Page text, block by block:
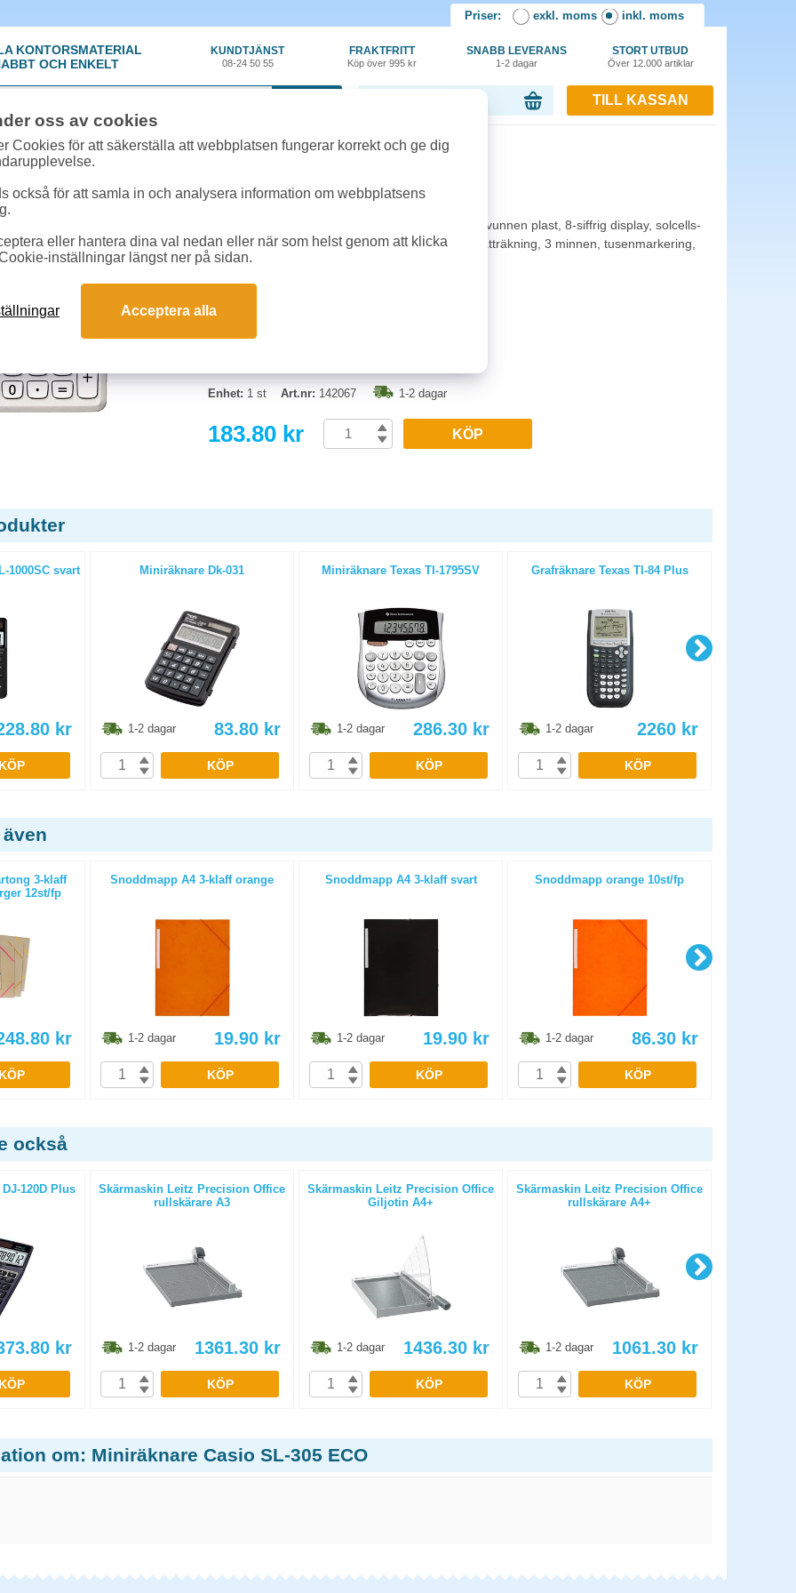
Priser: exkl. moms inkl. moms
KONTORSMATERIAL
OCH ENKELT
KUNDTJÄNST
08-24 50 55
FRAKTFRITT
Köp över 995 kr
SNABB LEVERANS
1-2 dagar
STORT UTBUD
Över 12.000 artiklar
TILL KASSAN
Tele» Miniräknare»Miniräknare Casio SL-305 ECO
Miniräknare Casio SL-305 ECO
Miniräknare Casio SL-305 ECO med hölje av återvunnen plast, 8-siffrig display, solcells-
och batteridrift (CR2016), TAX för moms-och rabatträkning, 3 minnen, tusenmarkering,
procent med marginal, teckenbyte +/-.
Mått:
Vikt:50 Gram
Enhet: 1 st Art.nr: 142067 1-2 dagar
183.80 kr KÖP
1000SC svart
kr
KÖP
Miniräknare Dk-031
1-2 dagar 83.80 kr
KÖP
Miniräknare Texas TI-1795SV
1-2 dagar 286.30 kr
KÖP
Grafräknare Texas TI-84 Plus
1-2 dagar 2260 kr
KÖP
3-klaff
12st/fp
kr
KÖP
Snoddmapp A4 3-klaff orange
1-2 dagar 19.90 kr
KÖP
Snoddmapp A4 3-klaff svart
1-2 dagar 19.90 kr
KÖP
Snoddmapp orange 10st/fp
1-2 dagar 86.30 kr
KÖP
också
120D Plus
kr
KÖP
Skärmaskin Leitz Precision Office
rullskärare A3
1-2 dagar 1361.30 kr
KÖP
Skärmaskin Leitz Precision Office
Giljotin A4+
1-2 dagar 1436.30 kr
KÖP
Skärmaskin Leitz Precision Office
rullskärare A4+
1-2 dagar 1061.30 kr
KÖP
om: Miniräknare Casio SL-305 ECO
oss av cookies
Cookies för att säkerställa att webbplatsen fungerar korrekt och ge dig
också för att samla in och analysera information om webbplatsens
eller hantera dina val nedan eller när som helst genom att klicka
inställningar längst ner på sidan.
Acceptera alla